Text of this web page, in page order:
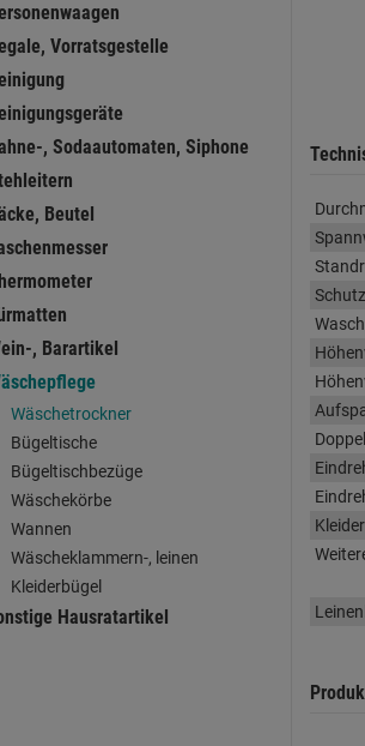
Vorratsgestelle
, Sodaautomaten, Siphone
Beutel
, Barartikel
Wäschetrockner
Bügeltische
Bügeltischbezüge
Wäschekörbe
Wannen
Wäscheklammern-, leinen
Kleiderbügel
Hausratartikel